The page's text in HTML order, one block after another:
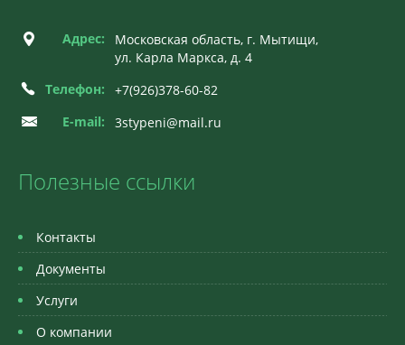
Адрес:
Московская область, г. Мытищи,
ул. Карла Маркса, д. 4
Телефон:
+7(926)378-60-82
E-mail:
3stypeni@mail.ru
Полезные ссылки
Контакты
Документы
Услуги
О компании